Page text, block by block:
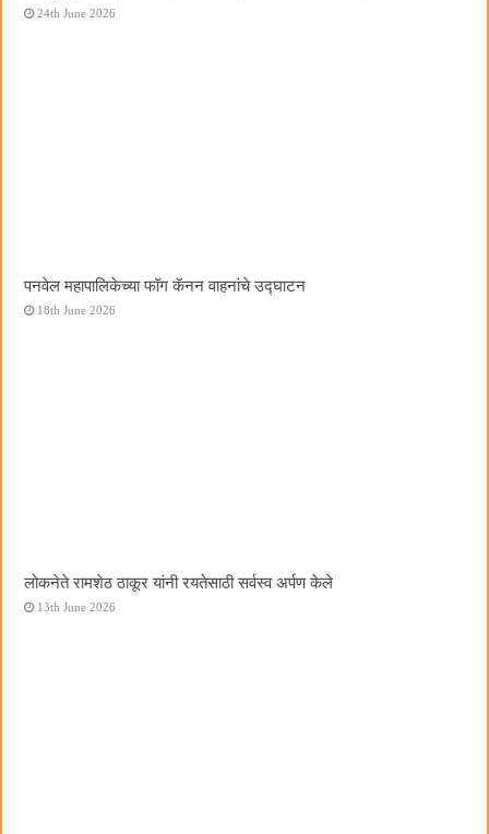
24th June 2026
पनवेल महापालिकेच्या फॉग कॅनन वाहनांचे उद्घाटन
18th June 2026
लोकनेते रामशेठ ठाकूर यांनी रयतेसाठी सर्वस्व अर्पण केले
13th June 2026